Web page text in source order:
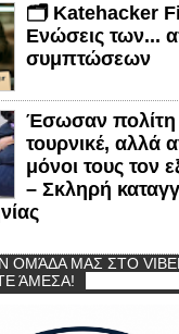
🗂️ Katehacker
Ενώσεις των...
συμπτώσεων
Έσωσαν πολίτη
τουρνικέ, αλλά
μόνοι τους τον
– Σκληρή
ΟΜΆΔΑ ΜΑΣ ΣΤΟ
ΆΜΕΣΑ!